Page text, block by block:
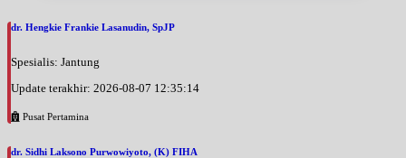
dr. Hengkie Frankie Lasanudin, SpJP
Spesialis: Jantung
Update terakhir: 2026-08-07 12:35:14
Pusat Pertamina
dr. Sidhi Laksono Purwowiyoto, (K) FIHA